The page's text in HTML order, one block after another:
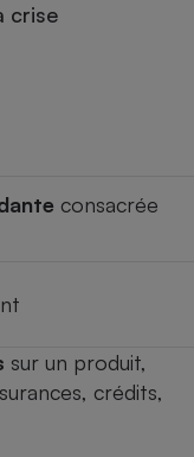
crise
consacrée
sur un produit,
crédits,